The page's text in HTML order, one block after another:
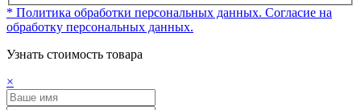
* Политика обработки персональных данных. Согласие на
обработку персональных данных.
Узнать стоимость товара
×